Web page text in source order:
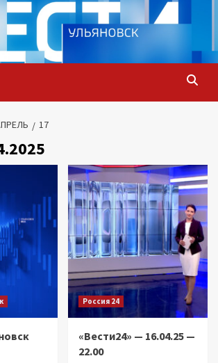
17
Россия 24
«Вести24» — 16.04.25 —
22.00